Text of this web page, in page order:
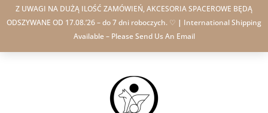
Z UWAGI NA DUŻĄ ILOŚĆ ZAMÓWIEŃ, AKCESORIA SPACEROWE BĘDĄ
ODSZYWANE OD 17.08.’26 – do 7 dni roboczych. ♡ | International Shipping
Available – Please Send Us An Email